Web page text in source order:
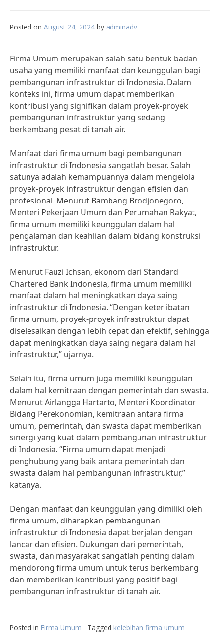
Posted on August 24, 2024 by adminadv
Firma Umum merupakan salah satu bentuk badan
usaha yang memiliki manfaat dan keunggulan bagi
pembangunan infrastruktur di Indonesia. Dalam
konteks ini, firma umum dapat memberikan
kontribusi yang signifikan dalam proyek-proyek
pembangunan infrastruktur yang sedang
berkembang pesat di tanah air.
Manfaat dari firma umum bagi pembangunan
infrastruktur di Indonesia sangatlah besar. Salah
satunya adalah kemampuannya dalam mengelola
proyek-proyek infrastruktur dengan efisien dan
profesional. Menurut Bambang Brodjonegoro,
Menteri Pekerjaan Umum dan Perumahan Rakyat,
firma umum memiliki keunggulan dalam hal
pengalaman dan keahlian dalam bidang konstruksi
infrastruktur.
Menurut Fauzi Ichsan, ekonom dari Standard
Chartered Bank Indonesia, firma umum memiliki
manfaat dalam hal meningkatkan daya saing
infrastruktur di Indonesia. “Dengan keterlibatan
firma umum, proyek-proyek infrastruktur dapat
diselesaikan dengan lebih cepat dan efektif, sehingga
dapat meningkatkan daya saing negara dalam hal
infrastruktur,” ujarnya.
Selain itu, firma umum juga memiliki keunggulan
dalam hal kemitraan dengan pemerintah dan swasta.
Menurut Airlangga Hartarto, Menteri Koordinator
Bidang Perekonomian, kemitraan antara firma
umum, pemerintah, dan swasta dapat memberikan
sinergi yang kuat dalam pembangunan infrastruktur
di Indonesia. “Firma umum dapat menjadi
penghubung yang baik antara pemerintah dan
swasta dalam hal pembangunan infrastruktur,”
katanya.
Dengan manfaat dan keunggulan yang dimiliki oleh
firma umum, diharapkan pembangunan
infrastruktur di Indonesia dapat berjalan dengan
lancar dan efisien. Dukungan dari pemerintah,
swasta, dan masyarakat sangatlah penting dalam
mendorong firma umum untuk terus berkembang
dan memberikan kontribusi yang positif bagi
pembangunan infrastruktur di tanah air.
Posted in Firma Umum Tagged kelebihan firma umum